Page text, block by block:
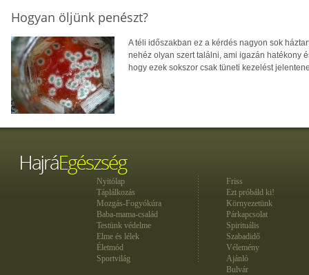
Hogyan öljünk penészt?
A téli időszakban ez a kérdés nagyon sok
nehéz olyan szert találni, ami igazán hatékony
hogy ezek sokszor csak tüneti kezelést
Nyitólap
Táplálkozás
Mozgás-Fogyókúra
Baba-mama-család
Testünk védelme
Elme és lélek
Életmód
Sportvilág
Friss
Ezt próbáld ki!
Környezetünk
Párkapcsolat
Spirituális
Szabadidő
Vélemény
Ajánló
Bulvár